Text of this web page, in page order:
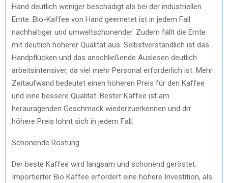
Hand deutlich weniger beschädigt als bei der industriellen
Ernte. Bio-Kaffee von Hand geernetet ist in jedem Fall
nachhaltiger und umweltschonender. Zudem fällt die Ernte
mit deutlich höherer Qualität aus. Selbstverständlich ist das
Handpflücken und das anschließende Auslesen deutlich
arbeitsintensiver, da viel mehr Personal erforderlich ist. Mehr
Zeitaufwand bedeutet einen höheren Preis für den Kaffee
und eine bessere Qualität. Bester Kaffee ist am
herauragenden Geschmack wiederzuerkennen und drr
höhere Preis lohnt sich in jedem Fall.
Schonende Röstung
Der beste Kaffee wird langsam und schonend geröstet.
Importierter Bio Kaffee erfordert eine höhere Investition, als